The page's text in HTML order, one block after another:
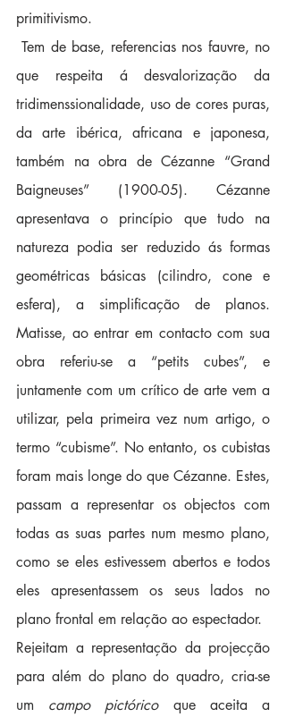
primitivismo.
Tem de base, referencias nos fauvre, no
que respeita á desvalorização da
tridimenssionalidade, uso de cores puras,
da arte ibérica, africana e japonesa,
também na obra de Cézanne “Grand
Baigneuses” (1900-05). Cézanne
apresentava o princípio que tudo na
natureza podia ser reduzido ás formas
geométricas básicas (cilindro, cone e
esfera), a simplificação de planos.
Matisse, ao entrar em contacto com sua
obra referiu-se a “petits cubes”, e
juntamente com um crítico de arte vem a
utilizar, pela primeira vez num artigo, o
termo “cubisme”. No entanto, os cubistas
foram mais longe do que Cézanne. Estes,
passam a representar os objectos com
todas as suas partes num mesmo plano,
como se eles estivessem abertos e todos
eles apresentassem os seus lados no
plano frontal em relação ao espectador.
Rejeitam a representação da projecção
para além do plano do quadro, cria-se
um campo pictórico que aceita a